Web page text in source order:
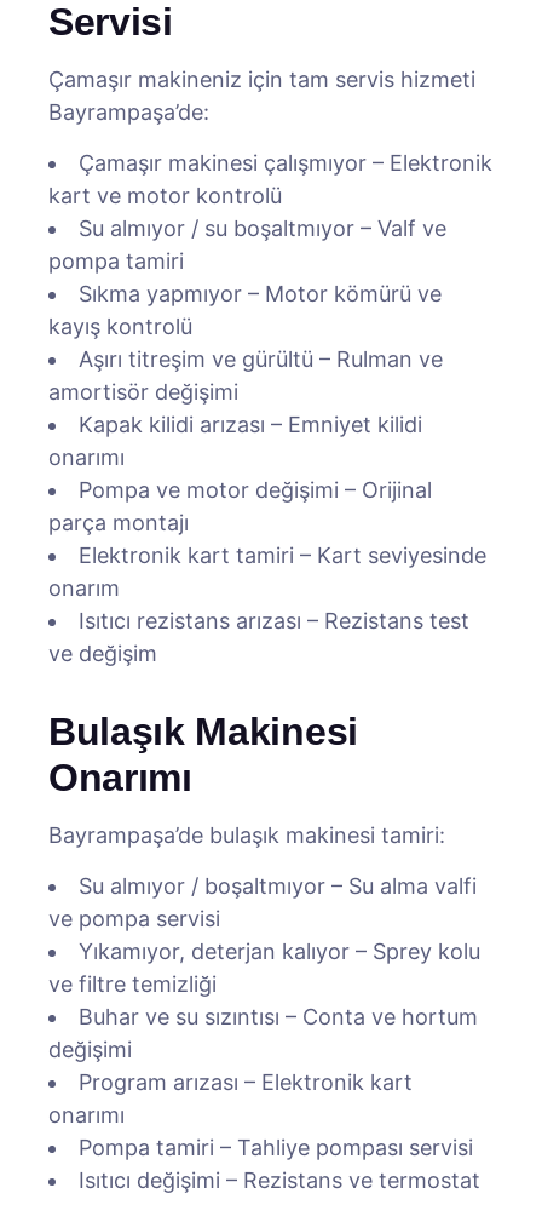
Servisi
Çamaşır makineniz için tam servis hizmeti
Bayrampaşa’de:
Çamaşır makinesi çalışmıyor – Elektronik
kart ve motor kontrolü
Su almıyor / su boşaltmıyor – Valf ve
pompa tamiri
Sıkma yapmıyor – Motor kömürü ve
kayış kontrolü
Aşırı titreşim ve gürültü – Rulman ve
amortisör değişimi
Kapak kilidi arızası – Emniyet kilidi
onarımı
Pompa ve motor değişimi – Orijinal
parça montajı
Elektronik kart tamiri – Kart seviyesinde
onarım
Isıtıcı rezistans arızası – Rezistans test
ve değişim
Bulaşık Makinesi
Onarımı
Bayrampaşa’de bulaşık makinesi tamiri:
Su almıyor / boşaltmıyor – Su alma valfi
ve pompa servisi
Yıkamıyor, deterjan kalıyor – Sprey kolu
ve filtre temizliği
Buhar ve su sızıntısı – Conta ve hortum
değişimi
Program arızası – Elektronik kart
onarımı
Pompa tamiri – Tahliye pompası servisi
Isıtıcı değişimi – Rezistans ve termostat